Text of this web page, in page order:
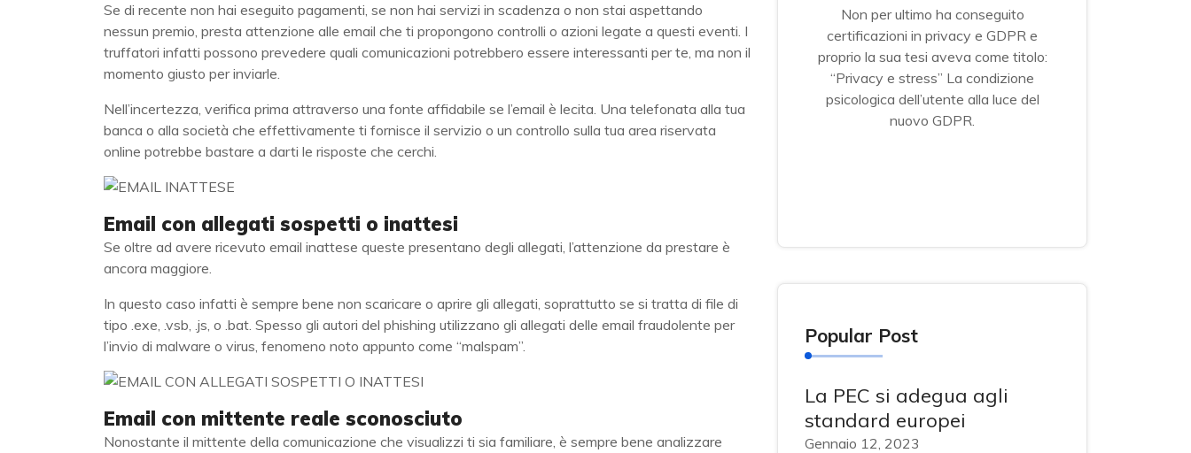
Se di recente non hai eseguito pagamenti, se non hai servizi in scadenza o non stai aspettando
nessun premio, presta attenzione alle email che ti propongono controlli o azioni legate a questi eventi. I
truffatori infatti possono prevedere quali comunicazioni potrebbero essere interessanti per te, ma non il
momento giusto per inviarle.
Nell’incertezza, verifica prima attraverso una fonte affidabile se l’email è lecita. Una telefonata alla tua
banca o alla società che effettivamente ti fornisce il servizio o un controllo sulla tua area riservata
online potrebbe bastare a darti le risposte che cerchi.
Email con allegati sospetti o inattesi
Se oltre ad avere ricevuto email inattese queste presentano degli allegati, l’attenzione da prestare è
ancora maggiore.
In questo caso infatti è sempre bene non scaricare o aprire gli allegati, soprattutto se si tratta di file di
tipo .exe, .vsb, .js, o .bat. Spesso gli autori del phishing utilizzano gli allegati delle email fraudolente per
l’invio di malware o virus, fenomeno noto appunto come “malspam”.
Email con mittente reale sconosciuto
Nonostante il mittente della comunicazione che visualizzi ti sia familiare, è sempre bene analizzare
Non per ultimo ha conseguito
certificazioni in privacy e GDPR e
proprio la sua tesi aveva come titolo:
“Privacy e stress” La condizione
psicologica dell’utente alla luce del
nuovo GDPR.
Popular Post
La PEC si adegua agli
standard europei
Gennaio 12, 2023